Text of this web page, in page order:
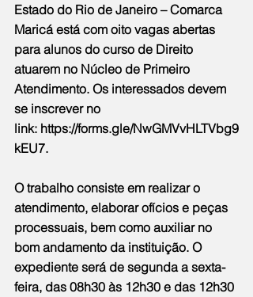
Estado do Rio de Janeiro – Comarca
Maricá está com oito vagas abertas
para alunos do curso de Direito
atuarem no Núcleo de Primeiro
Atendimento. Os interessados devem
se inscrever no
link: https://forms.gle/NwGMVvHLTVbg9
kEU7.
O trabalho consiste em realizar o
atendimento, elaborar ofícios e peças
processuais, bem como auxiliar no
bom andamento da instituição. O
expediente será de segunda a sexta-
feira, das 08h30 às 12h30 e das 12h30